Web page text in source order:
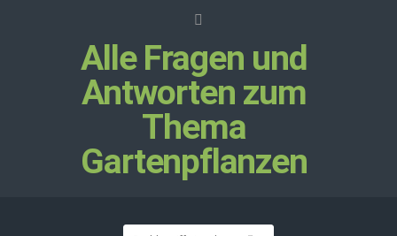
Alle Fragen und
Antworten zum
Thema
Gartenpflanzen